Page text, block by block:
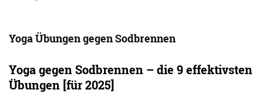
Yoga Übungen gegen Sodbrennen
Yoga gegen Sodbrennen – die 9 effektivsten
Übungen [für 2025]